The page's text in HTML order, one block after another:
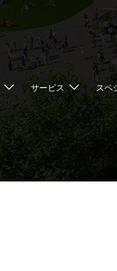
サービス スペ